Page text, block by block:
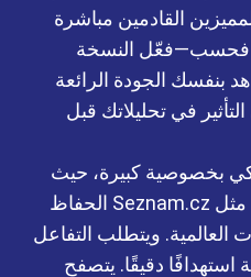
القادمين مباشرة
فحسب—فعّل النسخة
بنفسك الجودة الرائعة
في تحليلاتك قبل
بخصوصية كبيرة، حيث
تواصل جهات محلية عملاقة مثل Seznam.cz الحفاظ
العالمية. ويتطلب التفاعل
استهدافًا دقيقًا. يتصفح